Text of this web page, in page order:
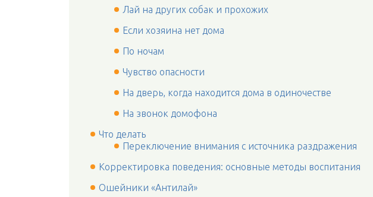
Лай на других собак и прохожих
Если хозяина нет дома
По ночам
Чувство опасности
На дверь, когда находится дома в одиночестве
На звонок домофона
Что делать
Переключение внимания с источника раздражения
Корректировка поведения: основные методы воспитания
Ошейники «Антилай»